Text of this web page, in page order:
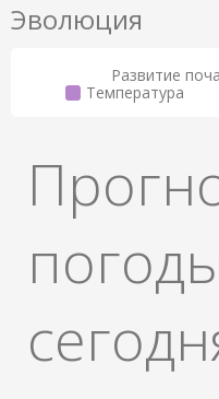
Эволюция
Развитие
Температура